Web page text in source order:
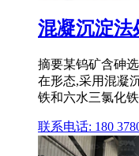
混凝沉淀法
摘要某钨矿含砷
在形态,采用混凝
铁和六水三氯化
联系电话: 180